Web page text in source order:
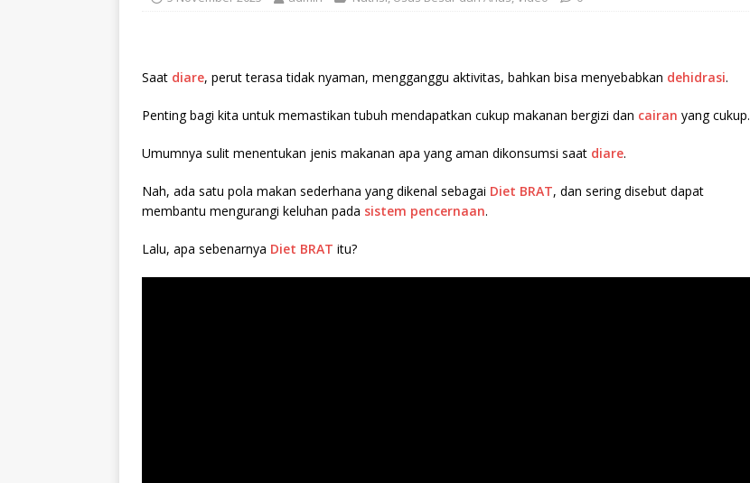
Saat diare, perut terasa tidak nyaman, mengganggu aktivitas, bahkan bisa menyebabkan dehidrasi.
Penting bagi kita untuk memastikan tubuh mendapatkan cukup makanan bergizi dan cairan yang cukup.
Umumnya sulit menentukan jenis makanan apa yang aman dikonsumsi saat diare.
Nah, ada satu pola makan sederhana yang dikenal sebagai Diet BRAT, dan sering disebut dapat
membantu mengurangi keluhan pada sistem pencernaan.
Lalu, apa sebenarnya Diet BRAT itu?